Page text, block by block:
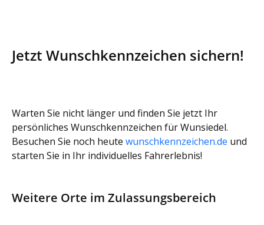
Jetzt Wunschkennzeichen sichern!
Warten Sie nicht länger und finden Sie jetzt Ihr
persönliches Wunschkennzeichen für Wunsiedel.
Besuchen Sie noch heute wunschkennzeichen.de und
starten Sie in Ihr individuelles Fahrerlebnis!
Weitere Orte im Zulassungsbereich